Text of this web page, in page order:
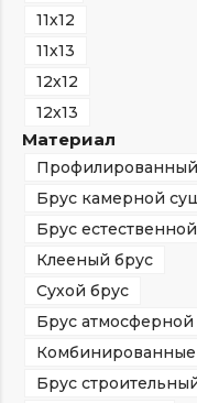
11х12
11х13
12х12
12х13
Материал
Брус камерной
Брус
Клееный брус
Сухой брус
Брус
Комбинированные
Брус